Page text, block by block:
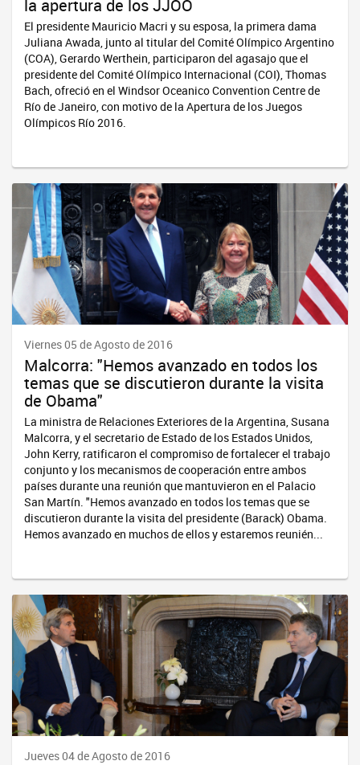
la apertura de los JJOO
El presidente Mauricio Macri y su esposa, la primera dama
Juliana Awada, junto al titular del Comité Olímpico Argentino
(COA), Gerardo Werthein, participaron del agasajo que el
presidente del Comité Olímpico Internacional (COI), Thomas
Bach, ofreció en el Windsor Oceanico Convention Centre de
Río de Janeiro, con motivo de la Apertura de los Juegos
Olímpicos Río 2016.
Viernes 05 de Agosto de 2016
Malcorra: "Hemos avanzado en todos los
temas que se discutieron durante la visita
de Obama"
La ministra de Relaciones Exteriores de la Argentina, Susana
Malcorra, y el secretario de Estado de los Estados Unidos,
John Kerry, ratificaron el compromiso de fortalecer el trabajo
conjunto y los mecanismos de cooperación entre ambos
países durante una reunión que mantuvieron en el Palacio
San Martín. "Hemos avanzado en todos los temas que se
discutieron durante la visita del presidente (Barack) Obama.
Hemos avanzado en muchos de ellos y estaremos reunién...
Jueves 04 de Agosto de 2016